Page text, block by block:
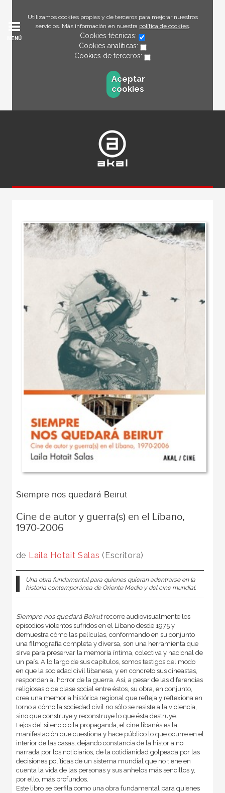
Utilizamos cookies propias y de terceros para mejorar nuestros
servicios. Más información en nuestra política de cookies.
Cookies técnicas:
Cookies analíticas:
Cookies de terceros:
Aceptar
cookies
MENÚ
Siempre nos quedará Beirut
Cine de autor y guerra(s) en el Líbano,
1970-2006
de Laila Hotait Salas (Escritora)
Una obra fundamental para quienes quieran adentrarse en la
historia contemporánea de Oriente Medio y del cine mundial.
Siempre nos quedará Beirutrecorre audiovisualmente los
episodios violentos sufridos en el Líbano desde 1975 y
demuestra cómo las películas, conformando en su conjunto
una filmografía completa y diversa, son una herramienta que
sirve para preservar la memoria íntima, colectiva y nacional de
un país. A lo largo de sus capítulos, somos testigos del modo
en que la sociedad civil libanesa, y en concreto sus cineastas,
responden al horror de la guerra. Así, a pesar de las diferencias
religiosas o de clase social entre éstos, su obra, en conjunto,
crea una memoria histórica regional que refleja y reflexiona en
torno a cómo la sociedad civil no sólo se resiste a la violencia,
sino que construye y reconstruye lo que ésta destruye.
Lejos del silencio o la propaganda, el cine libanés es la
manifestación que cuestiona y hace público lo que ocurre en el
interior de las casas, dejando constancia de la historia no
narrada por los noticiarios, de la cotidianidad golpeada por las
decisiones políticas de un sistema mundial que no tiene en
cuenta la vida de las personas y sus anhelos más sencillos y,
por ello, más profundos.
Este libro se perfila como una obra fundamental para quienes